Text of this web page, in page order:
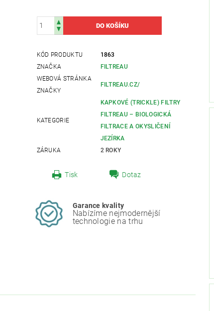
KÓD PRODUKTU
1863
ZNAČKA
FILTREAU
WEBOVÁ STRÁNKA
ZNAČKY
FILTREAU.CZ/
KATEGORIE
KAPKOVÉ (TRICKLE) FILTRY
FILTREAU – BIOLOGICKÁ
FILTRACE A OKYSLIČENÍ
JEZÍRKA
ZÁRUKA
2 ROKY
Tisk Dotaz
Garance kvality
Nabízíme nejmodernější
technologie na trhu